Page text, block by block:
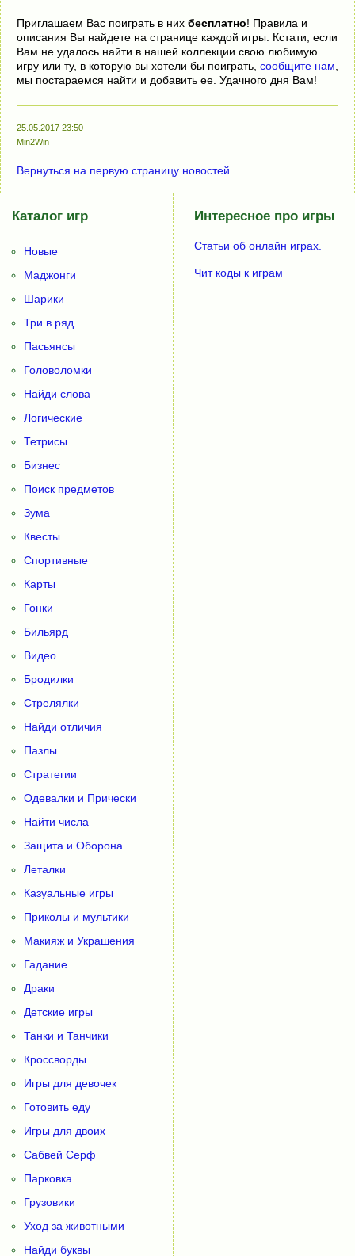
Приглашаем Вас поиграть в них бесплатно! Правила и
описания Вы найдете на странице каждой игры. Кстати, если
Вам не удалось найти в нашей коллекции свою любимую
игру или ту, в которую вы хотели бы поиграть, сообщите нам
мы постараемся найти и добавить ее. Удачного дня Вам!
25.05.2017 23:50
Min2Win
Вернуться на первую страницу новостей
Каталог игр
Новые
Маджонги
Шарики
Три в ряд
Пасьянсы
Головоломки
Найди слова
Логические
Тетрисы
Бизнес
Поиск предметов
Зума
Квесты
Спортивные
Карты
Гонки
Бильярд
Видео
Бродилки
Стрелялки
Найди отличия
Пазлы
Стратегии
Одевалки и Прически
Найти числа
Защита и Оборона
Леталки
Казуальные игры
Приколы и мультики
Макияж и Украшения
Гадание
Драки
Детские игры
Танки и Танчики
Кроссворды
Игры для девочек
Готовить еду
Игры для двоих
Сабвей Серф
Парковка
Грузовики
Уход за животными
Найди буквы
Интересное про игры
Статьи об онлайн играх.
Чит коды к играм